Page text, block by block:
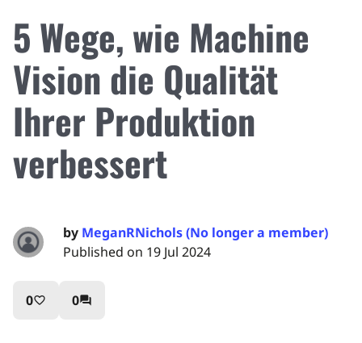
5 Wege, wie Machine
Vision die Qualität
Ihrer Produktion
verbessert
by MeganRNichols (No longer a member)
Published on 19 Jul 2024
0favorite_border 0question_answer